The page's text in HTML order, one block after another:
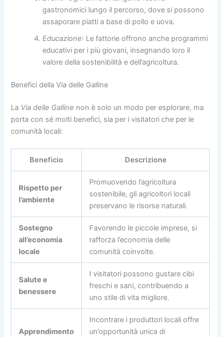
gastronomici lungo il percorso, dove si possono
assaporare piatti a base di pollo e uova.
Educazione: Le fattorie offrono anche programmi
educativi per i più giovani, insegnando loro il
valore della sostenibilità e dell’agricoltura.
Benefici della Via delle Galline
La Via delle Galline non è solo un modo per esplorare, ma
porta con sé molti benefici, sia per i visitatori che per le
comunità locali:
Beneficio Descrizione
Rispetto per
l’ambiente
Promuovendo l’agricoltura
sostenibile, gli agricoltori locali
preservano le risorse naturali.
Sostegno
all’economia
locale
Favorendo le piccole imprese, si
rafforza l’economia delle
comunità coinvolte.
Salute e
benessere
I visitatori possono gustare cibi
freschi e sani, contribuendo a
uno stile di vita migliore.
Apprendimento
Incontrare i produttori locali offre
un’opportunità unica di